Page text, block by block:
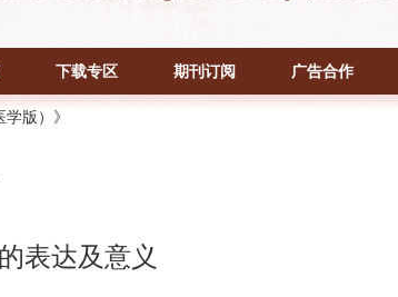
下载专区 期刊订阅 广告合作
版）》
表达及意义